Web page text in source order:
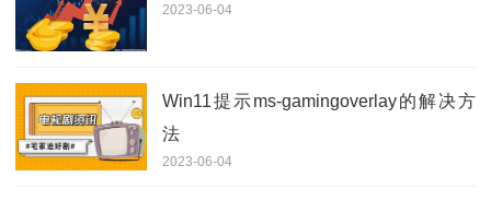
2023-06-04
Win11提示ms-gamingoverlay的解决方
法
2023-06-04